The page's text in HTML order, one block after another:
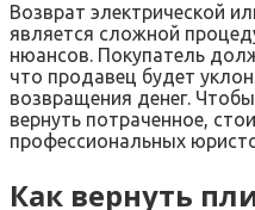
Возврат электрической
является сложной
нюансов. Покупатель
что продавец будет
возвращения денег.
вернуть потраченное,
профессиональных
Как вернуть